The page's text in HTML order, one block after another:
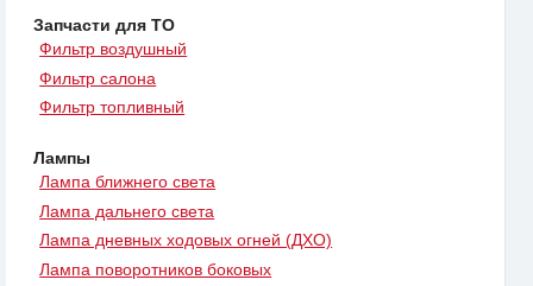
Запчасти для ТО
Фильтр воздушный
Фильтр салона
Фильтр топливный
Лампы
Лампа ближнего света
Лампа дальнего света
Лампа дневных ходовых огней (ДХО)
Лампа поворотников боковых